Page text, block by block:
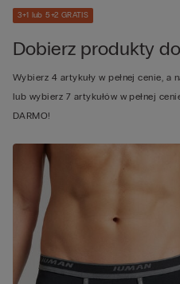
3+1 lub 5+2 GRATIS
Dobierz produkty
Wybierz 4 artykuły w pełnej cenie, a
lub wybierz 7 artykułów w pełnej
DARMO!